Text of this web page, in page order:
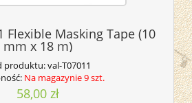
Flexible Masking Tape (10
mm x 18 m)
produktu:val-T07011
Na magazynie 9 szt.
58,00 zł